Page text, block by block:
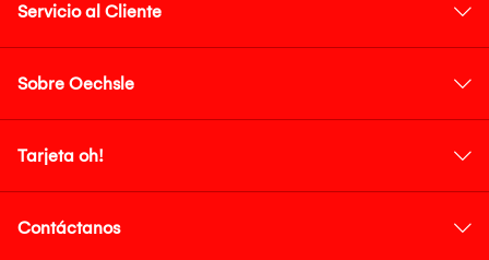
Servicio al Cliente
Sobre Oechsle
Tarjeta oh!
Contáctanos